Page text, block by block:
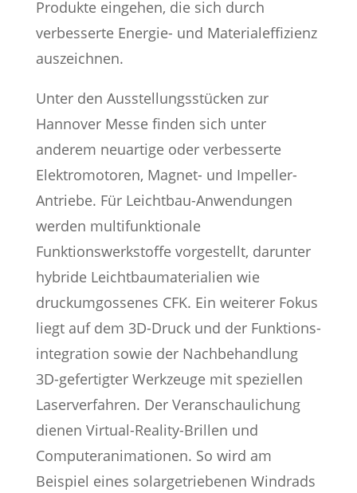
Produkte eingehen, die sich durch
verbesserte Energie- und Materialeffizienz
auszeichnen.
Unter den Ausstellungsstücken zur
Hannover Messe finden sich unter
anderem neuartige oder verbesserte
Elektromotoren, Magnet- und Impeller-
Antriebe. Für Leichtbau-Anwendungen
werden multifunktionale
Funktionswerkstoffe vorgestellt, darunter
hybride Leichtbaumaterialien wie
druckumgossenes CFK. Ein weiterer Fokus
liegt auf dem 3D-Druck und der Funktions-
integration sowie der Nachbehandlung
3D-gefertigter Werkzeuge mit speziellen
Laserverfahren. Der Veranschaulichung
dienen Virtual-Reality-Brillen und
Computeranimationen. So wird am
Beispiel eines solargetriebenen Windrads